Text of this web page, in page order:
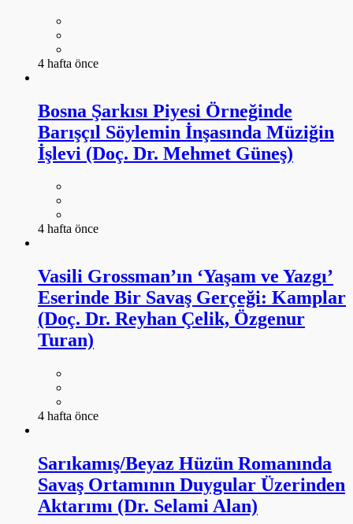
4 hafta önce
Bosna Şarkısı Piyesi Örneğinde
Barışçıl Söylemin İnşasında Müziğin
İşlevi (Doç. Dr. Mehmet Güneş)
4 hafta önce
Vasili Grossman’ın ‘Yaşam ve Yazgı’
Eserinde Bir Savaş Gerçeği: Kamplar
(Doç. Dr. Reyhan Çelik, Özgenur
Turan)
4 hafta önce
Sarıkamış/Beyaz Hüzün Romanında
Savaş Ortamının Duygular Üzerinden
Aktarımı (Dr. Selami Alan)